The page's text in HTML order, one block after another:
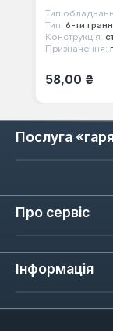
Тип
Тип: 6-ти
Конструкція:
Призначення:
Звичайна
58,00 ₴
Послуга
Про сервіс
Інформація